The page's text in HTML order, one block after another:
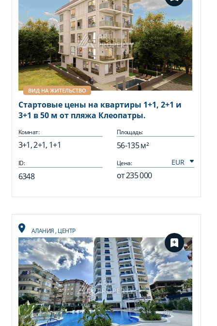
ВИД НА ЖИТЕЛЬСТВО
Стартовые цены на квартиры 1+1, 2+1 и
3+1 в 50 м от пляжа Клеопатры.
Комнат:
3+1, 2+1, 1+1
Площадь:
56-135 м²
ID:
6348
Цена:
от235 000
АЛАНИЯ, ЦЕНТР